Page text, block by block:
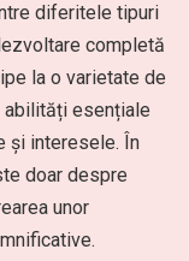
diferitele tipuri
completă
la o varietate de
abilități esențiale
și interesele. În
doar despre
unor